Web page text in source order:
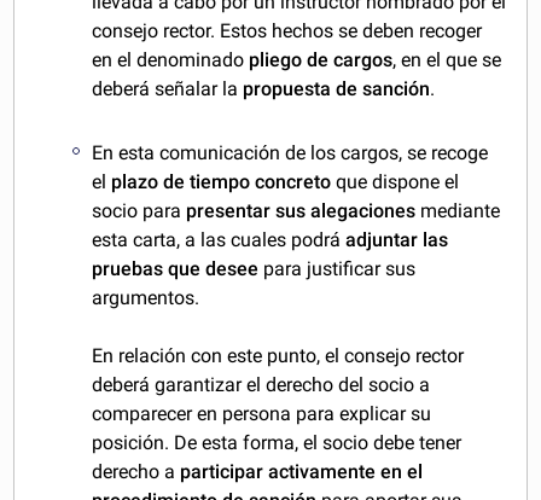
consejo rector. Estos hechos se deben recoger
en el denominado pliego de cargos, en el que se
deberá señalar la propuesta de sanción.
En esta comunicación de los cargos, se recoge
el plazo de tiempo concreto que dispone el
socio para presentar sus alegaciones mediante
esta carta, a las cuales podráadjuntar las
pruebas que desee para justificar sus
argumentos.
En relación con este punto, el consejo rector
deberá garantizar el derecho del socio a
comparecer en persona para explicar su
posición. De esta forma, el socio debe tener
derecho a participar activamente en el